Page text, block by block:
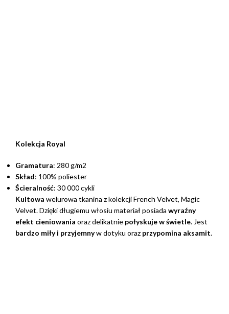
Kolekcja Royal
Gramatura: 280 g/m2
Skład: 100% poliester
Ścieralność: 30 000 cykli
Kultowa welurowa tkanina z kolekcji French Velvet, Magic
Velvet. Dzięki długiemu włosiu materiał posiada wyraźny
efekt cieniowania oraz delikatnie połyskuje w świetle. Jest
bardzo miły i przyjemnyw dotyku oraz przypomina aksamit.